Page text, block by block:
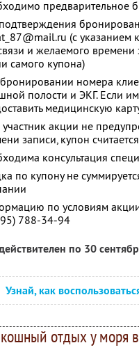
предварительное
(с указанием
и желаемого времени
самого купона)
номера
полости и ЭКГ. Если
медицинскую
участник акции не
записи, купон
консультация
по купону не
по условиям
788-34-94
по 30
Узнай, как
отдых у моря